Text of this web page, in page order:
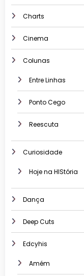
Charts
Cinema
Colunas
Entre Linhas
Ponto Cego
Reescuta
Curiosidade
Hoje na HIStória
Dança
Deep Cuts
Edcyhis
Amém